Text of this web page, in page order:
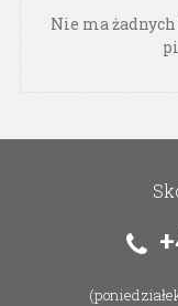
Nie ma